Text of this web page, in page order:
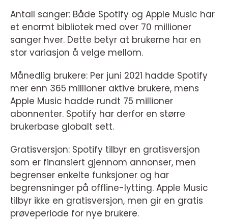
Antall sanger: Både Spotify og Apple Music har
et enormt bibliotek med over 70 millioner
sanger hver. Dette betyr at brukerne har en
stor variasjon å velge mellom.
Månedlig brukere: Per juni 2021 hadde Spotify
mer enn 365 millioner aktive brukere, mens
Apple Music hadde rundt 75 millioner
abonnenter. Spotify har derfor en større
brukerbase globalt sett.
Gratisversjon: Spotify tilbyr en gratisversjon
som er finansiert gjennom annonser, men
begrenser enkelte funksjoner og har
begrensninger på offline-lytting. Apple Music
tilbyr ikke en gratisversjon, men gir en gratis
prøveperiode for nye brukere.